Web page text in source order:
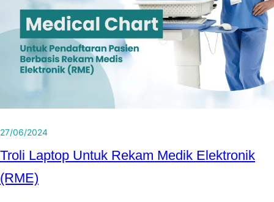
27/06/2024
Troli Laptop Untuk Rekam Medik Elektronik
(RME)